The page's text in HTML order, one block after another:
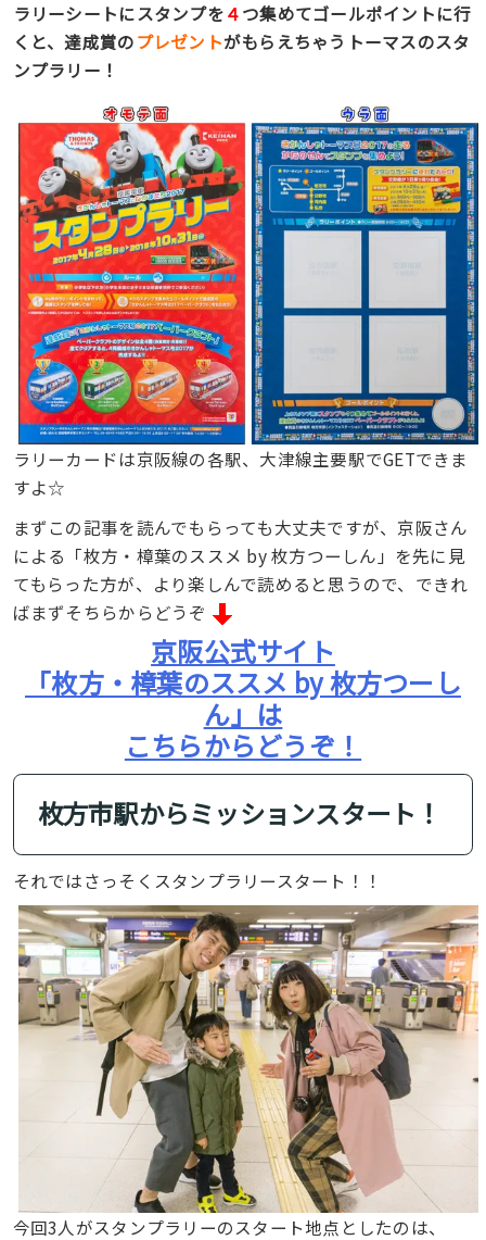
ラリーシートにスタンプを４つ集めてゴールポイントに行
くと、達成賞のプレゼントがもらえちゃうトーマスのスタ
ンプラリー！
ラリーカードは京阪線の各駅、大津線主要駅でGETできま
すよ☆
まずこの記事を読んでもらっても大丈夫ですが、京阪さん
による「枚方・樟葉のススメ by 枚方つーしん」を先に見
てもらった方が、より楽しんで読めると思うので、できれ
ばまずそちらからどうぞ
京阪公式サイト
「枚方・樟葉のススメ by 枚方つーし
ん」は
こちらからどうぞ！
枚方市駅からミッションスタート！
それではさっそくスタンプラリースタート！！
今回3人がスタンプラリーのスタート地点としたのは、